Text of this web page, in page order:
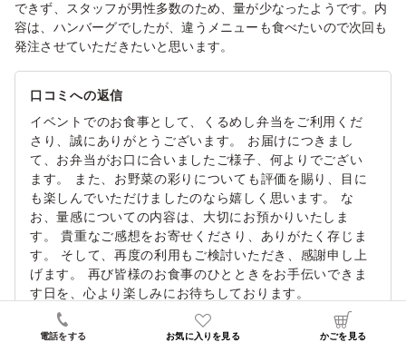
できず、スタッフが男性多数のため、量が少なったようです。内
容は、ハンバーグでしたが、違うメニューも食べたいので次回も
発注させていただきたいと思います。
口コミへの返信
イベントでのお食事として、くるめし弁当をご利用くだ
さり、誠にありがとうございます。 お届けにつきまし
て、お弁当がお口に合いましたご様子、何よりでござい
ます。 また、お野菜の彩りについても評価を賜り、目に
も楽しんでいただけましたのなら嬉しく思います。 な
お、量感についての内容は、大切にお預かりいたしま
す。 貴重なご感想をお寄せくださり、ありがたく存じま
す。 そして、再度の利用もご検討いただき、感謝申し上
げます。 再び皆様のお食事のひとときをお手伝いできま
す日を、心より楽しみにお待ちしております。
電話をする お気に入りを見る かごを見る